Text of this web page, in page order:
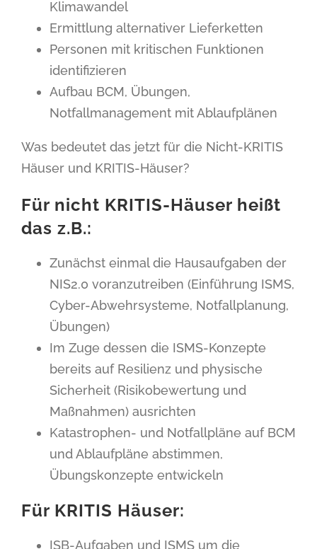
Klimawandel
Ermittlung alternativer Lieferketten
Personen mit kritischen Funktionen
identifizieren
Aufbau BCM, Übungen,
Notfallmanagement mit Ablaufplänen
Was bedeutet das jetzt für die Nicht-KRITIS
Häuser und KRITIS-Häuser?
Für nicht KRITIS-Häuser heißt
das z.B.:
Zunächst einmal die Hausaufgaben der
NIS2.0 voranzutreiben (Einführung ISMS,
Cyber-Abwehrsysteme, Notfallplanung,
Übungen)
Im Zuge dessen die ISMS-Konzepte
bereits auf Resilienz und physische
Sicherheit (Risikobewertung und
Maßnahmen) ausrichten
Katastrophen- und Notfallpläne auf BCM
und Ablaufpläne abstimmen,
Übungskonzepte entwickeln
Für KRITIS Häuser:
ISB-Aufgaben und ISMS um die